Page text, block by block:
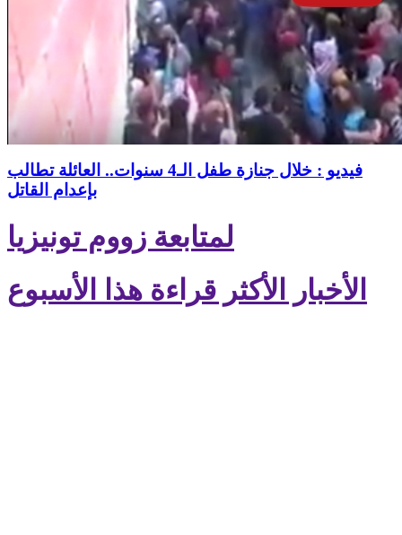
فيديو : خلال جنازة طفل الـ4 سنوات.. العائلة تطالب
بإعدام القاتل
لمتابعة زووم تونيزيا
الأخبار الأكثر قراءة هذا الأسبوع